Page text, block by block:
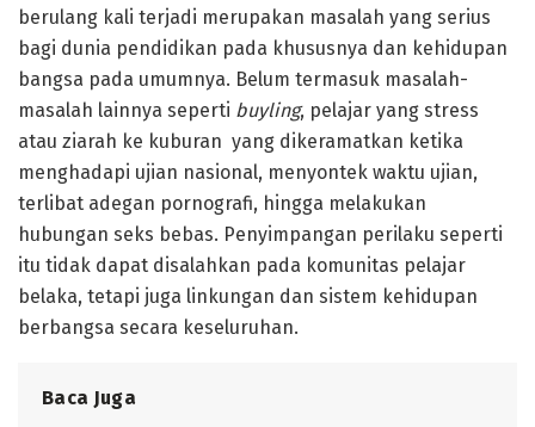
berulang kali terjadi merupakan masalah yang serius
bagi dunia pendidikan pada khususnya dan kehidupan
bangsa pada umumnya. Belum termasuk masalah-
masalah lainnya seperti buyling, pelajar yang stress
atau ziarah ke kuburan yang dikeramatkan ketika
menghadapi ujian nasional, menyontek waktu ujian,
terlibat adegan pornografi, hingga melakukan
hubungan seks bebas. Penyimpangan perilaku seperti
itu tidak dapat disalahkan pada komunitas pelajar
belaka, tetapi juga linkungan dan sistem kehidupan
berbangsa secara keseluruhan.
Baca Juga